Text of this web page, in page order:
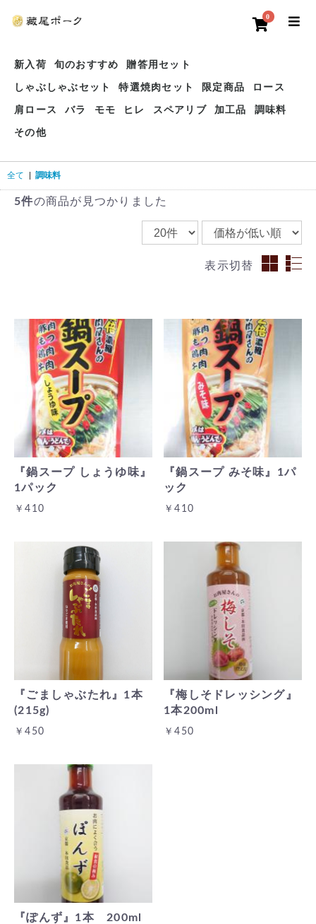
0
新入荷 旬のおすすめ 贈答用セット
しゃぶしゃぶセット 特選焼肉セット 限定商品 ロース
肩ロース バラ モモ ヒレ スペアリブ 加工品 調味料
その他
全て 調味料
5件の商品が見つかりました
表示切替
『鍋スープ しょうゆ味』
1パック
￥410
『鍋スープ みそ味』1パ
ック
￥410
『ごましゃぶたれ』1本
(215g)
￥450
『梅しそドレッシング』
1本200ml
￥450
『ぽんず』1本 200ml